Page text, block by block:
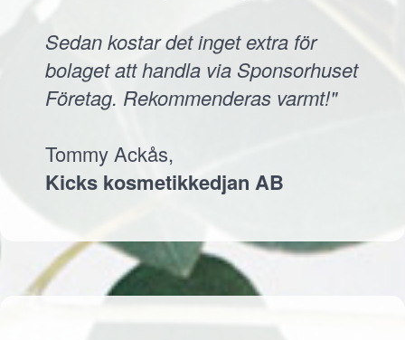
Sedan kostar det inget extra för
bolaget att handla via Sponsorhuset
Företag. Rekommenderas varmt!"
Tommy Ackås,
Kicks kosmetikkedjan AB